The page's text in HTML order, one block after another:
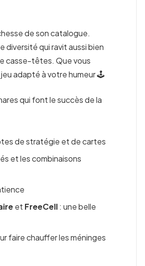
de son catalogue.
diversité qui ravit aussi bien
casse-têtes. Que vous
jeu adapté à votre humeur 🕹️
qui font le succès de la
de stratégie et de cartes
et les combinaisons
et FreeCell: une belle
faire chauffer les méninges